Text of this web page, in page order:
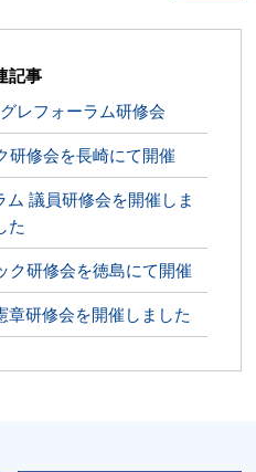
記事
レフォーラム研修会
研修会を長崎にて開催
ム 議員研修会を開催しま
た
ク研修会を徳島にて開催
章研修会を開催しました